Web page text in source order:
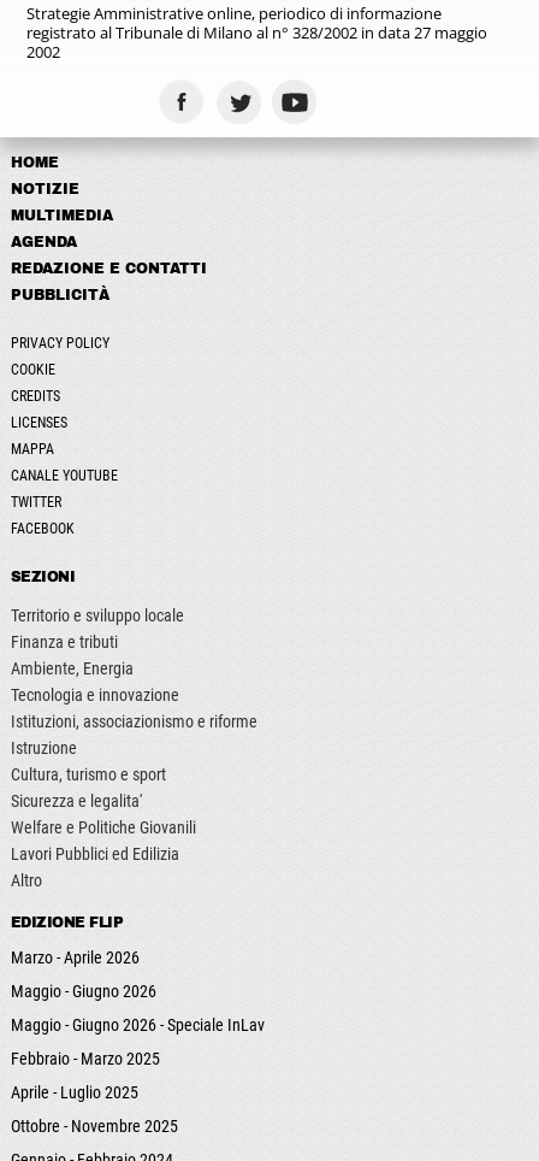
Strategie Amministrative online, periodico di informazione
registratoal Tribunale di Milano al n° 328/2002 in data 27 maggio
2002
HOME
NOTIZIE
MULTIMEDIA
AGENDA
REDAZIONE E CONTATTI
PUBBLICITÀ
PRIVACY POLICY
COOKIE
CREDITS
LICENSES
MAPPA
CANALE YOUTUBE
TWITTER
FACEBOOK
SEZIONI
Territorio e sviluppo locale
Finanza e tributi
Ambiente, Energia
Tecnologia e innovazione
Istituzioni, associazionismo e riforme
Istruzione
Cultura, turismo e sport
Sicurezza e legalita'
Welfare e Politiche Giovanili
Lavori Pubblici ed Edilizia
Altro
EDIZIONE FLIP
Marzo - Aprile 2026
Maggio - Giugno 2026
Maggio - Giugno 2026 - Speciale InLav
Febbraio - Marzo 2025
Aprile - Luglio 2025
Ottobre - Novembre 2025